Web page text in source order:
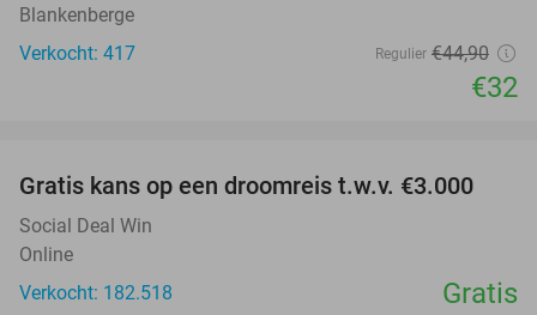
Blankenberge
Verkocht: 417
Regulier €44,90
€32
Gratis kans op een droomreis t.w.v. €3.000
Social Deal Win
Online
Verkocht: 182.518
Gratis